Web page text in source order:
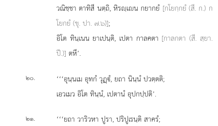
วณิชฺชา ตาทิสี นตฺถิ, หิรฺเน กยากยํ [กโยกฺกยํ (สี. ก.) ก
โยกยํ (ขุ. ปา. ๗.๖)];
อิโต ทินฺเนน ยาเปนฺติ, เปตา กาลคตา [กาลกตา (สี. สฺยา.
ปี.)] ตหึ’.
๒๐. ‘‘‘อุนฺนเม อุทกํ วุฏฺํ, ยถา นินฺนํ ปวตฺตติ;
เอวเมว อิโต ทินฺนํ, เปตานํ อุปกปฺปติ’.
๒๑.
‘‘‘ยถา วาริวหา ปูรา, ปริปูเรนฺติ สาครํ;